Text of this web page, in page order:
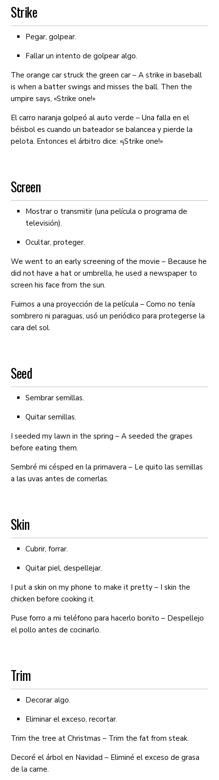
Strike
Pegar, golpear.
Fallar un intento de golpear algo.
The orange car struck the green car – A strike in baseball
is when a batter swings and misses the ball. Then the
umpire says, «Strike one!»
El carro naranja golpeó al auto verde – Una falla en el
béisbol es cuando un bateador se balancea y pierde la
pelota. Entonces el árbitro dice: «¡Strike one!»
Screen
Mostrar o transmitir (una película o programa de
televisión).
Ocultar, proteger.
We went to an early screening of the movie – Because he
did not have a hat or umbrella, he used a newspaper to
screen his face from the sun.
Fuimos a una proyección de la película – Como no tenía
sombrero ni paraguas, usó un periódico para protegerse la
cara del sol.
Seed
Sembrar semillas.
Quitar semillas.
I seeded my lawn in the spring – A seeded the grapes
before eating them.
Sembré mi césped en la primavera – Le quito las semillas
a las uvas antes de comerlas.
Skin
Cubrir, forrar.
Quitar piel, despellejar.
I put a skin on my phone to make it pretty – I skin the
chicken before cooking it.
Puse forro a mi teléfono para hacerlo bonito – Despellejo
el pollo antes de cocinarlo.
Trim
Decorar algo.
Eliminar el exceso, recortar.
Trim the tree at Christmas – Trim the fat from steak.
Decoré el árbol en Navidad – Eliminé el exceso de grasa
de la carne.